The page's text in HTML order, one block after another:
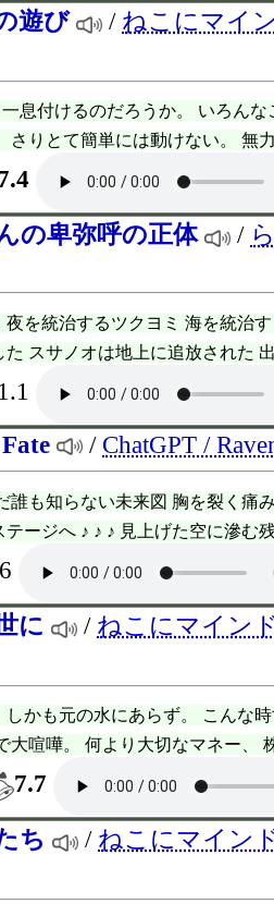
遊び / ねこにマイ
息付けるのだろうか。 いろん
さりとて簡単には動けない。 無
の卑弥呼の正体 /
を統治するツクヨミ 海を統治
スサノオは地上に追放された
1.1
/ ChatGPT /
誰も知らない未来図 胸を裂く痛
ージへ ♪ ♪ ♪ 見上げた空に滲む
に / ねこにマイン
しかも元の水にあらず。 こんな
大喧嘩。 何より大切なマネー、
7.7
ち / ねこにマイン